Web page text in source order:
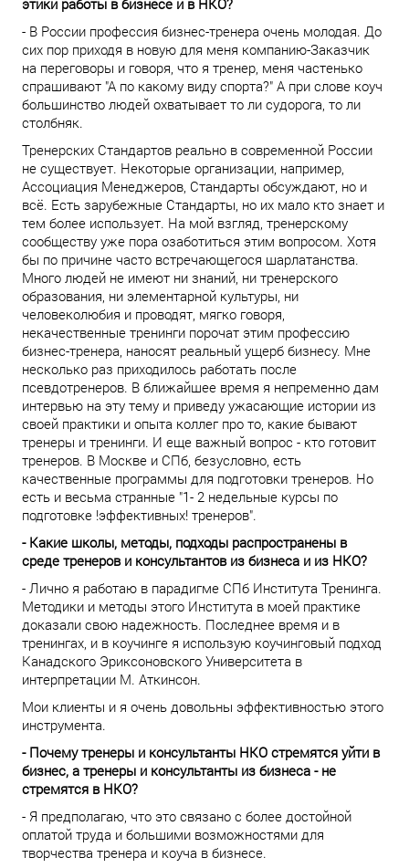
этики работы в бизнесе и в НКО?
- В России профессия бизнес-тренера очень молодая. До
сих пор приходя в новую для меня компанию-Заказчик
на переговоры и говоря, что я тренер, меня частенько
спрашивают "А по какому виду спорта?" А при слове коуч
большинство людей охватывает то ли судорога, то ли
столбняк.
Тренерских Стандартов реально в современной России
не существует. Некоторые организации, например,
Ассоциация Менеджеров, Стандарты обсуждают, но и
всё. Есть зарубежные Стандарты, но их мало кто знает и
тем более использует. На мой взгляд, тренерскому
сообществу уже пора озаботиться этим вопросом. Хотя
бы по причине часто встречающегося шарлатанства.
Много людей не имеют ни знаний, ни тренерского
образования, ни элементарной культуры, ни
человеколюбия и проводят, мягко говоря,
некачественные тренинги порочат этим профессию
бизнес-тренера, наносят реальный ущерб бизнесу. Мне
несколько раз приходилось работать после
псевдотренеров. В ближайшее время я непременно дам
интервью на эту тему и приведу ужасающие истории из
своей практики и опыта коллег про то, какие бывают
тренеры и тренинги. И еще важный вопрос - кто готовит
тренеров. В Москве и СПб, безусловно, есть
качественные программы для подготовки тренеров. Но
есть и весьма странные "1- 2 недельные курсы по
подготовке !эффективных! тренеров".
- Какие школы, методы, подходы распространены в
среде тренеров и консультантов из бизнеса и из НКО?
- Лично я работаю в парадигме СПб Института Тренинга.
Методики и методы этого Института в моей практике
доказали свою надежность. Последнее время и в
тренингах, и в коучинге я использую коучинговый подход
Канадского Эриксоновского Университета в
интерпретации М. Аткинсон.
Мои клиенты и я очень довольны эффективностью этого
инструмента.
- Почему тренеры и консультанты НКО стремятся уйти в
бизнес, а тренеры и консультанты из бизнеса - не
стремятся в НКО?
- Я предполагаю, что это связано с более достойной
оплатой труда и большими возможностями для
творчества тренера и коуча в бизнесе.